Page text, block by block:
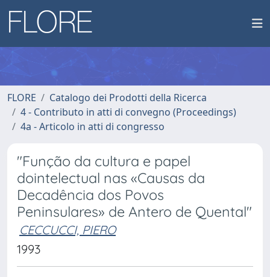
FLORE
Catalogo dei Prodotti della Ricerca
4 - Contributo in atti di convegno (Proceedings)
4a - Articolo in atti di congresso
"Função da cultura e papel
dointelectual nas «Causas da
Decadência dos Povos
Peninsulares» de Antero de Quental"
CECCUCCI, PIERO
1993